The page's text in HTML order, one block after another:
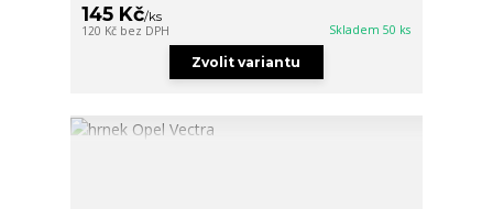
145 Kč/ks
120 Kč bez DPH Skladem 50 ks
Zvolit variantu